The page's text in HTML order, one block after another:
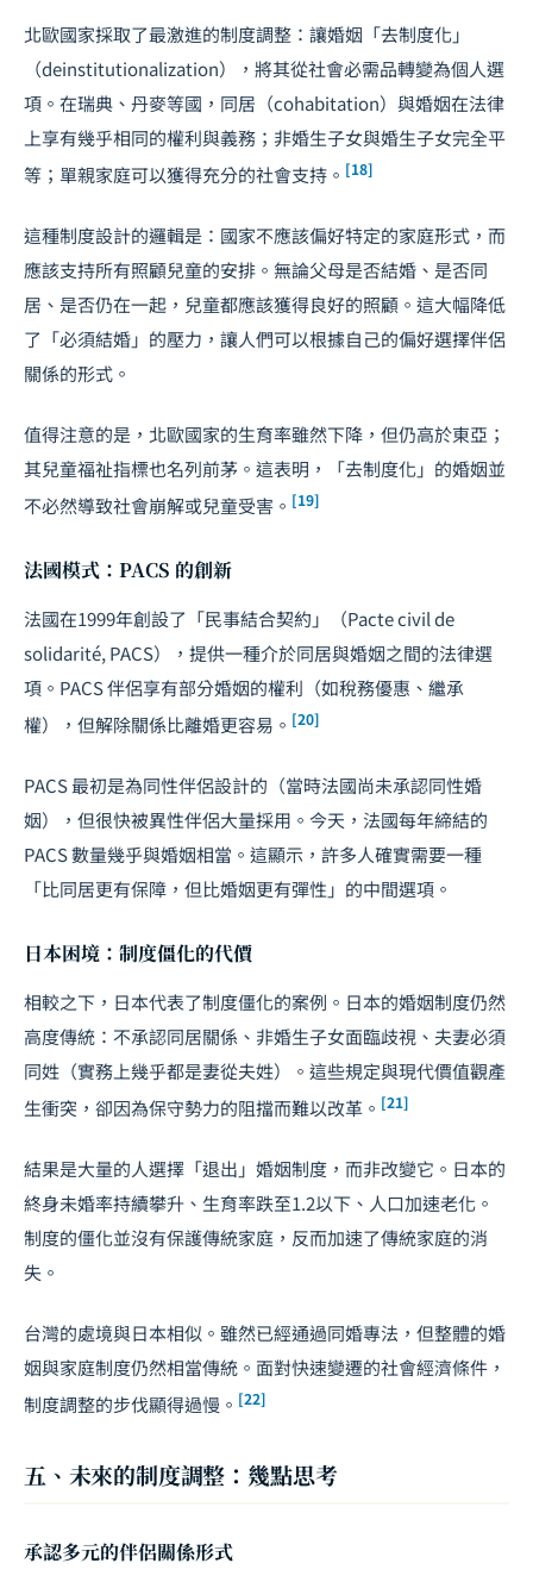
北歐國家採取了最激進的制度調整：讓婚姻「去制度化」
（deinstitutionalization），將其從社會必需品轉變為個人選
項。在瑞典、丹麥等國，同居（cohabitation）與婚姻在法律
上享有幾乎相同的權利與義務；非婚生子女與婚生子女完全平
等；單親家庭可以獲得充分的社會支持。 [18]
這種制度設計的邏輯是：國家不應該偏好特定的家庭形式，而
應該支持所有照顧兒童的安排。無論父母是否結婚、是否同
居、是否仍在一起，兒童都應該獲得良好的照顧。這大幅降低
了「必須結婚」的壓力，讓人們可以根據自己的偏好選擇伴侶
關係的形式。
值得注意的是，北歐國家的生育率雖然下降，但仍高於東亞；
其兒童福祉指標也名列前茅。這表明，「去制度化」的婚姻並
不必然導致社會崩解或兒童受害。 [19]
法國模式：PACS 的創新
法國在1999年創設了「民事結合契約」（Pacte civil de
solidarité, PACS），提供一種介於同居與婚姻之間的法律選
項。PACS 伴侶享有部分婚姻的權利（如稅務優惠、繼承
權），但解除關係比離婚更容易。 [20]
PACS 最初是為同性伴侶設計的（當時法國尚未承認同性婚
姻），但很快被異性伴侶大量採用。今天，法國每年締結的
PACS 數量幾乎與婚姻相當。這顯示，許多人確實需要一種
「比同居更有保障，但比婚姻更有彈性」的中間選項。
日本困境：制度僵化的代價
相較之下，日本代表了制度僵化的案例。日本的婚姻制度仍然
高度傳統：不承認同居關係、非婚生子女面臨歧視、夫妻必須
同姓（實務上幾乎都是妻從夫姓）。這些規定與現代價值觀產
生衝突，卻因為保守勢力的阻擋而難以改革。 [21]
結果是大量的人選擇「退出」婚姻制度，而非改變它。日本的
終身未婚率持續攀升、生育率跌至1.2以下、人口加速老化。
制度的僵化並沒有保護傳統家庭，反而加速了傳統家庭的消
失。
台灣的處境與日本相似。雖然已經通過同婚專法，但整體的婚
姻與家庭制度仍然相當傳統。面對快速變遷的社會經濟條件，
制度調整的步伐顯得過慢。 [22]
五、未來的制度調整：幾點思考
承認多元的伴侶關係形式